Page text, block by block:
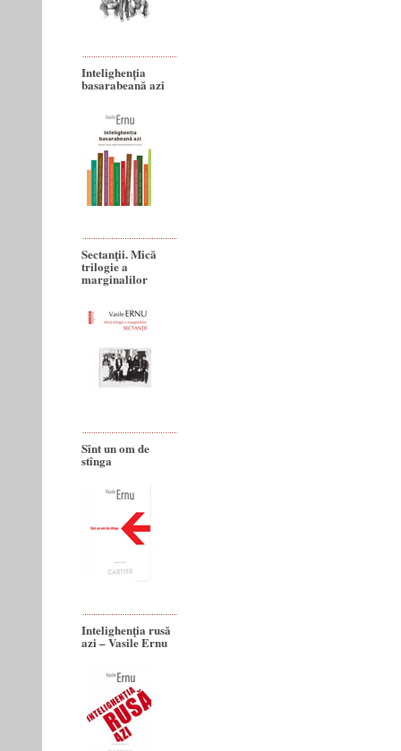
Intelighenția
basarabeană azi
Sectanţii. Mică
trilogie a
marginalilor
Sînt un om de
stînga
Intelighenţia rusă
azi – Vasile Ernu